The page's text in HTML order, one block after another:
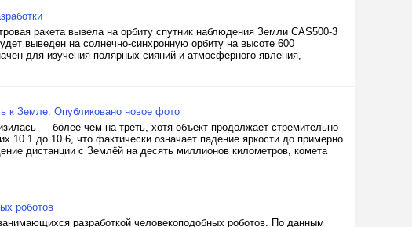
ракета вывела на орбиту спутник наблюдения Земли CAS500-3
выведен на солнечно-синхронную орбиту на высоте 600
для изучения полярных сияний и атмосферного явления,
к Земле. Опубликовано новое фото
— более чем на треть, хотя объект продолжает стремительно
10.1 до 10.6, что фактически означает падение яркости до примерно
дистанции с Землёй на десять миллионов километров, комета
роботов
разработкой человекоподобных роботов. По данным